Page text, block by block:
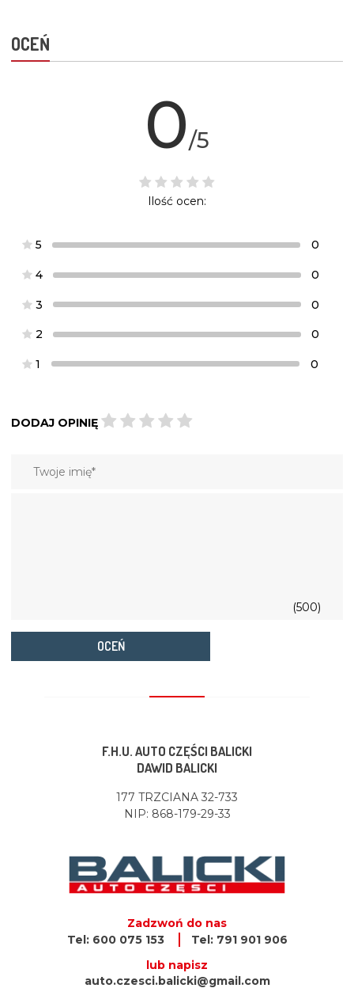
OCEŃ
0/5
Ilość ocen:
5 0
4 0
3 0
2 0
1 0
DODAJ OPINIĘ
(500)
OCEŃ
F.H.U. AUTO CZĘŚCI BALICKI
DAWID BALICKI
177 TRZCIANA 32-733
NIP: 868-179-29-33
Zadzwoń do nas
Tel: 600 075 153
Tel: 791 901 906
lub napisz
auto.czesci.balicki@gmail.com